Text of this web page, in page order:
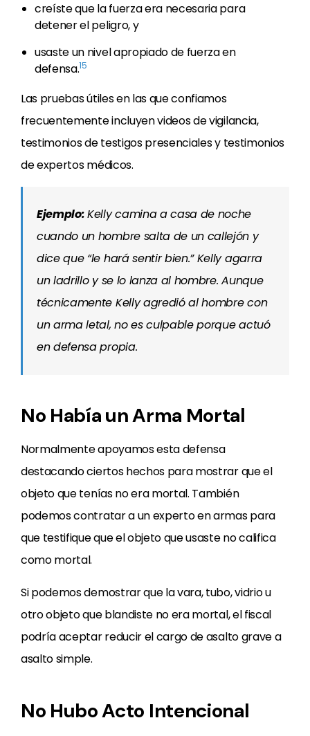
creíste que la fuerza era necesaria para
detener el peligro, y
usaste un nivel apropiado de fuerza en
defensa.15
Las pruebas útiles en las que confiamos
frecuentemente incluyen videos de vigilancia,
testimonios de testigos presenciales y testimonios
de expertos médicos.
Ejemplo:Kelly camina a casa de noche
cuando un hombre salta de un callejón y
dice que “le hará sentir bien.” Kelly agarra
un ladrillo y se lo lanza al hombre. Aunque
técnicamente Kelly agredió al hombre con
un arma letal, no es culpable porque actuó
en defensa propia.
No Había un Arma Mortal
Normalmente apoyamos esta defensa
destacando ciertos hechos para mostrar que el
objeto que tenías no era mortal. También
podemos contratar a un experto en armas para
que testifique que el objeto que usaste no califica
como mortal.
Si podemos demostrar que la vara, tubo, vidrio u
otro objeto que blandiste no era mortal, el fiscal
podría aceptar reducir el cargo de asalto grave a
asalto simple.
No Hubo Acto Intencional